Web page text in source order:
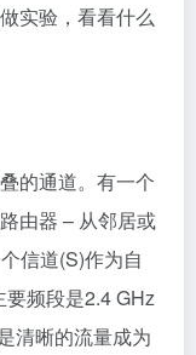
实验，看看什么
的通道。有一个
由器 – 从邻居或
信道(S)作为自
频段是2.4 GHz
清晰的流量成为